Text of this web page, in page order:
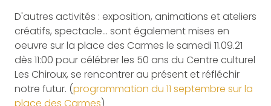
D'autres activités : exposition, animations et ateliers
créatifs, spectacle... sont également mises en
oeuvre sur la place des Carmes le samedi 11.09.21
dès 11:00 pour célébrer les 50 ans du Centre culturel
Les Chiroux, se rencontrer au présent et réfléchir
notre futur. (programmation du 11 septembre sur la
place des Carmes)